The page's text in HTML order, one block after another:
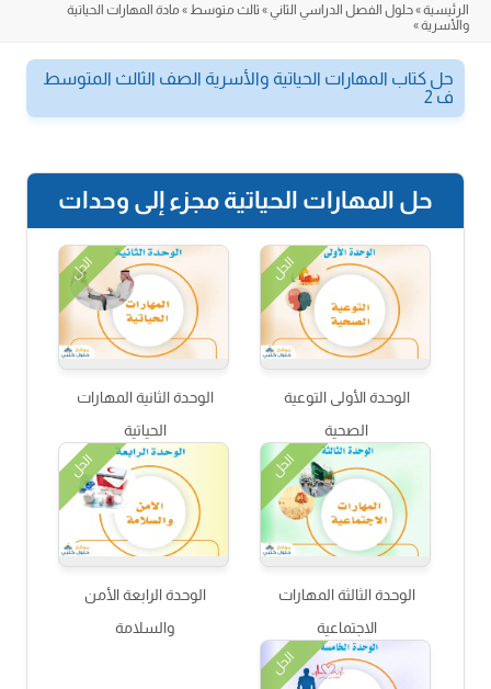
الرئيسية»حلول الفصل الدراسي الثاني» ثالث متوسط» مادة المهارات الحياتية
والأسرية»
حل كتاب المهارات الحياتية والأسرية الصف الثالث المتوسط
ف 2
حل المهارات الحياتية مجزء إلى وحدات
الحل
الوحدة الأولى التوعية
الصحية
الحل
الوحدة الثانية المهارات
الحياتية
الحل
الوحدة الثالثة المهارات
الاجتماعية
الحل
الوحدة الرابعة الأمن
والسلامة
الحل